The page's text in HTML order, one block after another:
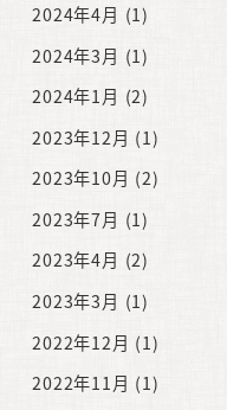
2024年4月 (1)
2024年3月 (1)
2024年1月 (2)
2023年12月 (1)
2023年10月 (2)
2023年7月 (1)
2023年4月 (2)
2023年3月 (1)
2022年12月 (1)
2022年11月 (1)